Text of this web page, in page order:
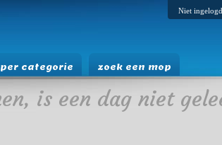
Niet
per categorie zoek een mop
is een dag niet